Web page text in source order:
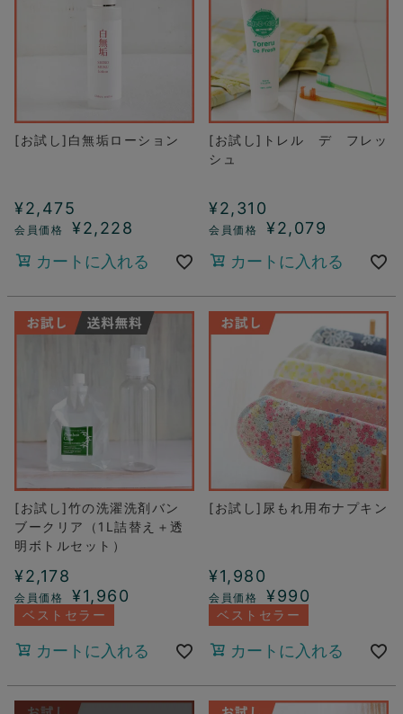
[お試し]白無垢ローション
¥2,475
¥2,228
カートに入れる
[お試し]トレル デ フレッ
シュ
¥2,310
¥2,079
カートに入れる
[お試し]竹の洗濯洗剤バン
ブークリア（1L詰替え＋透
明ボトルセット）
¥2,178
¥1,960
ベストセラー
カートに入れる
[お試し]尿もれ用布ナプキン
¥1,980
¥990
ベストセラー
カートに入れる